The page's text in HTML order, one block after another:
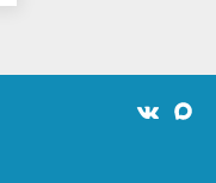
Мы Мы